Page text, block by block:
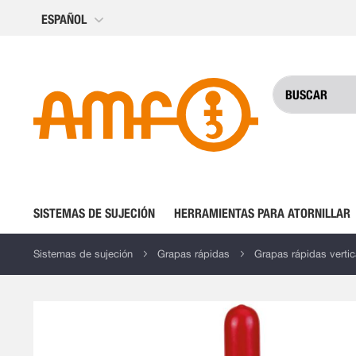
ESPAÑOL
SISTEMAS DE SUJECIÓN HERRAMIENTAS PARA ATORNILLAR
Sistemas de sujeción Grapas rápidas Grapas rápidas